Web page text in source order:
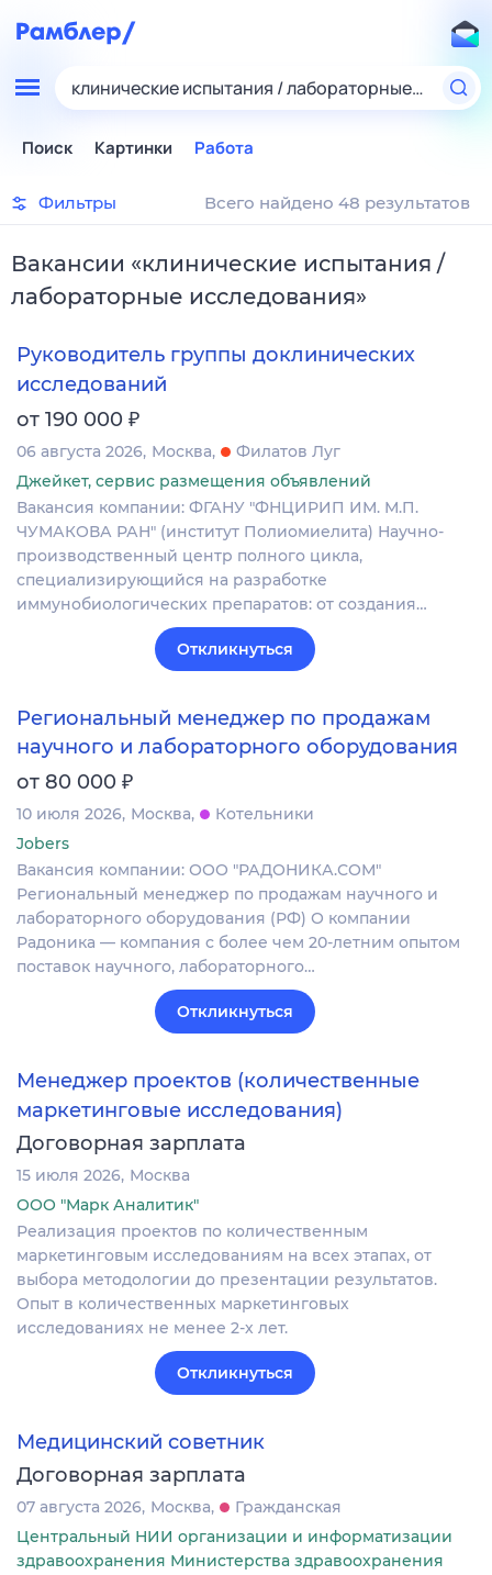
клинические испытания / лабораторные
Поиск Картинки Работа
Фильтры Всего найдено 48 результатов
Вакансии «клинические испытания /
лабораторные исследования»
Руководитель группы доклинических
исследований
от 190 000 ₽
06 августа 2026 Москва
Филатов Луг
Джейкет, сервис размещения объявлений
Вакансия компании: ФГАНУ "ФНЦИРИП ИМ. М.П.
ЧУМАКОВА РАН" (институт Полиомиелита) Научно-
производственный центр полного цикла,
специализирующийся на разработке
иммунобиологических препаратов: от создания…
Откликнуться
Региональный менеджер по продажам
научного и лабораторного оборудования
от 80 000 ₽
10 июля 2026 Москва
Котельники
Jobers
Вакансия компании: ООО "РАДОНИКА.СОМ"
Региональный менеджер по продажам научного и
лабораторного оборудования (РФ) О компании
Радоника — компания с более чем 20-летним опытом
поставок научного, лабораторного…
Откликнуться
Менеджер проектов (количественные
маркетинговые исследования)
Договорная зарплата
15 июля 2026 Москва
ООО "Марк Аналитик"
Реализация проектов по количественным
маркетинговым исследованиям на всех этапах, от
выбора методологии до презентации результатов.
Опыт в количественных маркетинговых
исследованиях не менее 2-х лет.
Откликнуться
Медицинский советник
Договорная зарплата
07 августа 2026 Москва
Гражданская
Центральный НИИ организации и информатизации
здравоохранения Министерства здравоохранения